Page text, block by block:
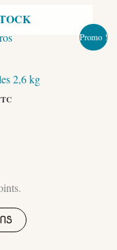
plusieurs
options
produit
Promo !
2,6 kg
produit